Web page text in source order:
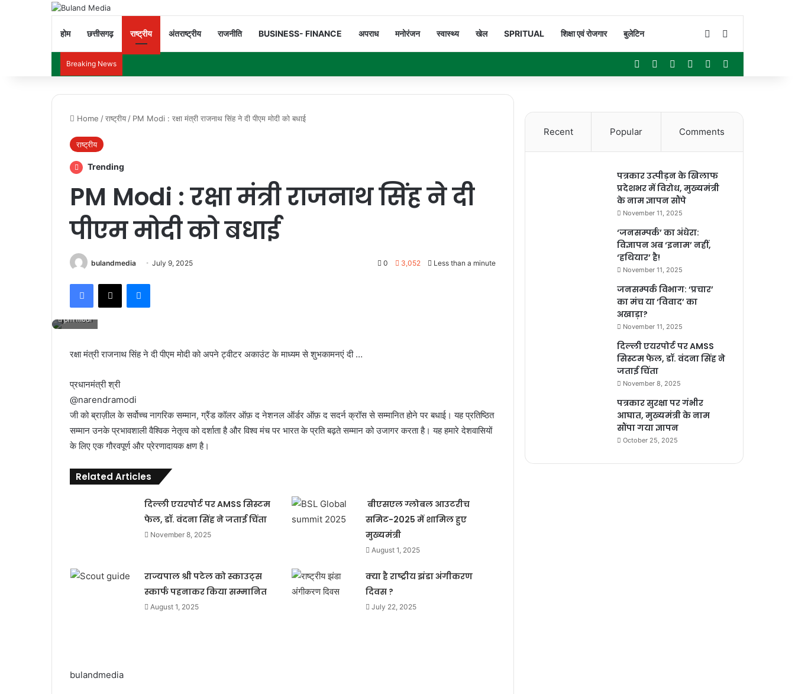
होम छत्तीसगढ़ राष्ट्रीय अंतराष्ट्रीय राजनीति BUSINESS- FINANCE अपराध मनोरंजन स्वास्थ्य खेल SPRITUAL शिक्षा एवं रोजगार बुलेटिन Switch skin
Breaking News Facebook YouTubeInstagramWhatsApp
Home /राष्ट्रीय / PM Modi : रक्षा मंत्री राजनाथ सिंह ने दी पीएम मोदी को बधाई
राष्ट्रीय
Trending
PM Modi : रक्षा मंत्री राजनाथ सिंह ने दी
पीएम मोदी को बधाई
bulandmedia July 9, 2025 0 3,052 Less than a minute
Facebook
X Messenger
pm modi
रक्षा मंत्री राजनाथ सिंह ने दी पीएम मोदी को अपने ट्वीटर अकाउंट के माध्यम से शुभकामनएं दी …
प्रधानमंत्री श्री
@narendramodi
जी को ब्राज़ील के सर्वोच्च नागरिक सम्मान, ग्रैंड कॉलर ऑफ़ द नेशनल ऑर्डर ऑफ़ द सदर्न क्रॉस से सम्मानित होने पर बधाई। यह प्रतिष्ठित
सम्मान उनके प्रभावशाली वैश्विक नेतृत्व को दर्शाता है और विश्व मंच पर भारत के प्रति बढ़ते सम्मान को उजागर करता है। यह हमारे देशवासियों
के लिए एक गौरवपूर्ण और प्रेरणादायक क्षण है।
Related Articles
दिल्ली एयरपोर्ट पर AMSS सिस्टम
फेल, डॉ. वंदना सिंह ने जताई चिंता
November 8, 2025
बीएसएल ग्लोबल आउटरीच
समिट-2025 में शामिल हुए
मुख्यमंत्री
August 1, 2025
राज्यपाल श्री पटेल को स्काउट्स
स्कार्फ पहनाकर किया सम्मानित
August 1, 2025
क्या है राष्ट्रीय झंडा अंगीकरण
दिवस ?
July 22, 2025
bulandmedia
Recent Popular Comments
पत्रकार उत्पीड़न के खिलाफ
प्रदेशभर में विरोध, मुख्यमंत्री
के नाम ज्ञापन सौंपे
November 11, 2025
‘जनसम्पर्क’ का अंधेरा:
विज्ञापन अब ‘इनाम’ नहीं,
‘हथियार’ है!
November 11, 2025
जनसम्पर्क विभाग: ‘प्रचार’
का मंच या ‘विवाद’ का
अखाड़ा?
November 11, 2025
दिल्ली एयरपोर्ट पर AMSS
सिस्टम फेल, डॉ. वंदना सिंह ने
जताई चिंता
November 8, 2025
पत्रकार सुरक्षा पर गंभीर
आघात, मुख्यमंत्री के नाम
सौंपा गया ज्ञापन
October 25, 2025